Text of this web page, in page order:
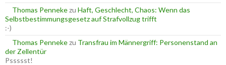
Thomas Pennekezu Haft, Geschlecht, Chaos: Wenn das
Selbstbestimmungsgesetz auf Strafvollzug trifft
:-)
Thomas Pennekezu Transfrau im Männergriff: Personenstand an
der Zellentür
Pssssst!